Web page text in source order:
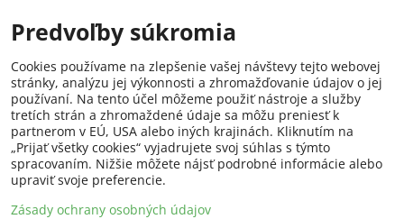
Predvoľby súkromia
Cookies používame na zlepšenie vašej návštevy tejto webovej
stránky, analýzu jej výkonnosti a zhromažďovanie údajov o jej
používaní. Na tento účel môžeme použiť nástroje a služby
tretích strán a zhromaždené údaje sa môžu preniesť k
partnerom v EÚ, USA alebo iných krajinách. Kliknutím na
„Prijať všetky cookies“ vyjadrujete svoj súhlas s týmto
spracovaním. Nižšie môžete nájsť podrobné informácie alebo
upraviť svoje preferencie.
Zásady ochrany osobných údajov